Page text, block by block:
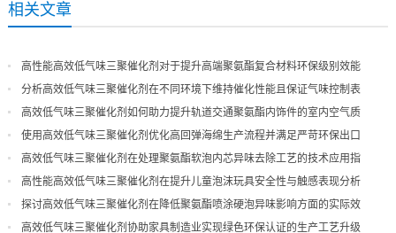
相关文章
高性能高效低气味三聚催化剂对于提升高端聚氨酯复合材料环保级别效能
分析高效低气味三聚催化剂在不同环境下维持催化性能且保证气味控制表
现
高效低气味三聚催化剂如何助力提升轨道交通聚氨酯内饰件的室内空气质
量
使用高效低气味三聚催化剂优化高回弹海绵生产流程并满足严苛环保出口
高效低气味三聚催化剂在处理聚氨酯软泡内芯异味去除工艺的技术应用指
导
高性能高效低气味三聚催化剂在提升儿童泡沫玩具安全性与触感表现分析
探讨高效低气味三聚催化剂在降低聚氨酯喷涂硬泡异味影响方面的实际效
果
高效低气味三聚催化剂协助家具制造业实现绿色环保认证的生产工艺升级